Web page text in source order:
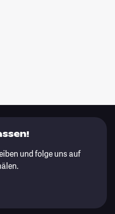
und folge uns auf